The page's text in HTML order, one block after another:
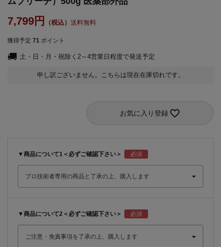
7,799 送料無料
獲得予定 71 ポイント
土・日・月・祝除く2～4営業日程度で発送予定
申し訳ございません。こちらは現在在庫切れです。
お気に入り登録
▼商品について1＜必ずご確認下さい＞
▼商品について2＜必ずご確認下さい＞